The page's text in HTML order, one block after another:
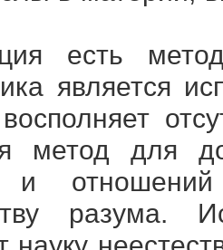
есть
является
метод для
и
разума.